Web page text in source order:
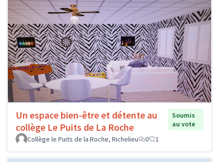
Un espace bien-être et détente au
collège Le Puits de La Roche
Soumis
au vote
Collège le Puits de la Roche, Richelieu
0 1